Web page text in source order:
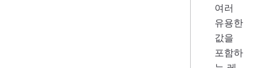
여러
유용한
값을
포함하